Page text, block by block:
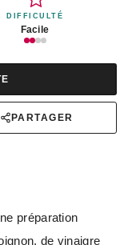
DIFFICULTÉ
Facile
PARTAGER
préparation
de vinaigre